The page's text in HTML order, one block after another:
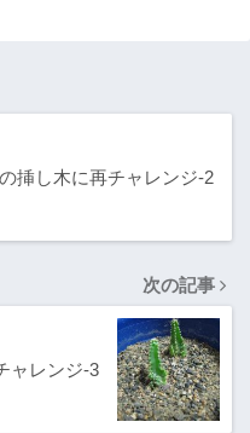
挿し木に再チャレンジ-2
次の記事
ャレンジ-3